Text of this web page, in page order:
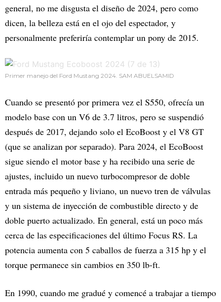
general, no me disgusta el diseño de 2024, pero como
dicen, la belleza está en el ojo del espectador, y
personalmente preferiría contemplar un pony de 2015.
Primer manejo del Ford Mustang 2024. SAM ABUELSAMID
Cuando se presentó por primera vez el S550, ofrecía un
modelo base con un V6 de 3.7 litros, pero se suspendió
después de 2017, dejando solo el EcoBoost y el V8 GT
(que se analizan por separado). Para 2024, el EcoBoost
sigue siendo el motor base y ha recibido una serie de
ajustes, incluido un nuevo turbocompresor de doble
entrada más pequeño y liviano, un nuevo tren de válvulas
y un sistema de inyección de combustible directo y de
doble puerto actualizado. En general, está un poco más
cerca de las especificaciones del último Focus RS. La
potencia aumenta con 5 caballos de fuerza a 315 hp y el
torque permanece sin cambios en 350 lb-ft.
En 1990, cuando me gradué y comencé a trabajar a tiempo